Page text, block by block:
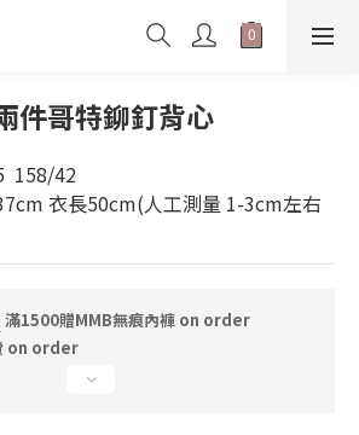
件哥特鉚釘背心
158/42
衣長50cm(人工測量 1-3cm左右
滿1500贈MMB無痕內褲 on order
on order